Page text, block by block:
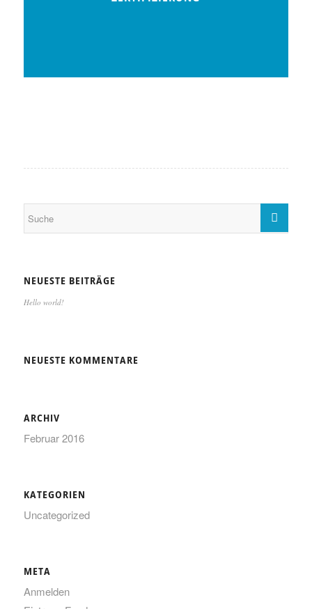
NEUESTE BEITRÄGE
Hello world!
NEUESTE KOMMENTARE
ARCHIV
Februar 2016
KATEGORIEN
Uncategorized
META
Anmelden